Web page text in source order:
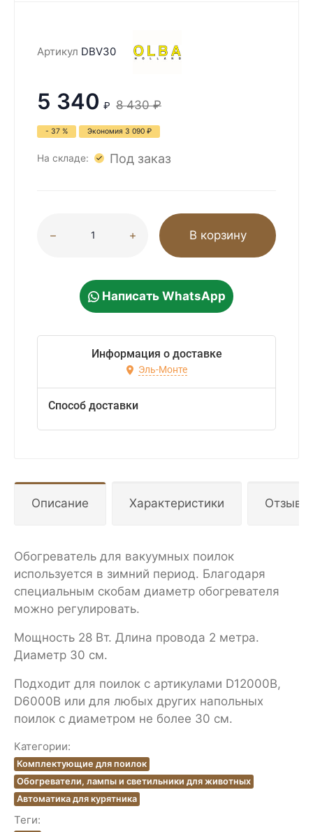
Артикул DBV30
5 340 ₽ 8 430 ₽
- 37 % Экономия 3 090 ₽
На складе: Под заказ
В корзину
Написать WhatsApp
Информация о доставке
Эль-Монте
Способ доставки
Описание Характеристики
Обогреватель для вакуумных поилок
используется в зимний период. Благодаря
специальным скобам диаметр обогревателя
можно регулировать.
Мощность 28 Вт. Длина провода 2 метра.
Диаметр 30 см.
Подходит для поилок с артикулами D12000B,
D6000B или для любых других напольных
поилок с диаметром не более 30 см.
Категории:
Комплектующие для поилок
Обогреватели, лампы и светильники для животных
Автоматика для курятника
Теги: